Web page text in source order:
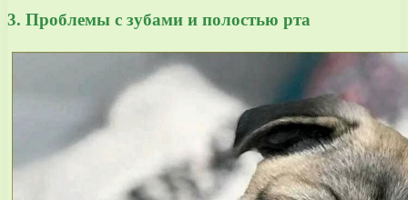
3. Проблемы с зубами и полостью рта